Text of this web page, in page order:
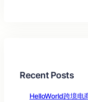
Recent Posts
HelloWorld跨境电